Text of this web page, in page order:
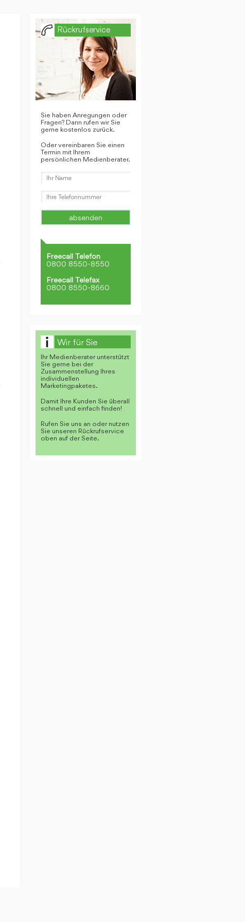
Rückrufservice
Sie haben Anregungen oder
Fragen? Dann rufen wir Sie
gerne kostenlos zurück.
Oder vereinbaren Sie einen
Termin mit Ihrem
persönlichen Medienberater.
Freecall Telefon
0800 8550-8550
Freecall Telefax
0800 8550-8660
Wir für Sie
Ihr Medienberater unterstützt
Sie gerne bei der
Zusammenstellung Ihres
individuellen
Marketingpaketes.
Damit Ihre Kunden Sie überall
schnell und einfach finden!
Rufen Sie uns an oder nutzen
Sie unseren Rückrufservice
oben auf der Seite.